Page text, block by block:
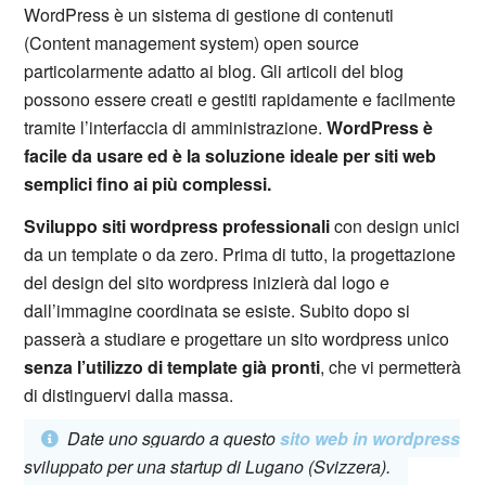
WordPress è un sistema di gestione di contenuti
(Content management system) open source
particolarmente adatto ai blog. Gli articoli del blog
possono essere creati e gestiti rapidamente e facilmente
tramite l’interfaccia di amministrazione.WordPress è
facile da usare ed è la soluzione ideale per siti web
semplici fino ai più complessi.
Sviluppo siti wordpress professionalicon design unici
da un template o da zero. Prima di tutto, la progettazione
del design del sito wordpress inizierà dal logo e
dall’immagine coordinata se esiste. Subito dopo si
passerà a studiare e progettare un sito wordpress unico
senza l’utilizzo di template già pronti, che vi permetterà
di distinguervi dalla massa.
Date uno sguardo a questosito web in wordpress
sviluppato per una startup di Lugano (Svizzera).